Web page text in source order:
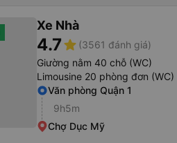
Xe Nhà
4.7star (3561 đánh giá)
Giường nằm 40 chỗ (WC)
Limousine 20 phòng đơn (WC)
Văn phòng Quận 1
9h5m
Chợ Dục Mỹ